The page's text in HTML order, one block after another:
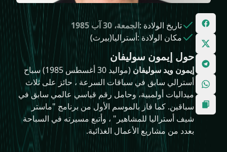
تاريخ الولادة:الجمعة، 30 آب 1985
مكان الولادة:أستراليا(بيرث)
حول إيمون سوليفان
إيمون ويد سوليفان
(مواليد 30 أغسطس 1985) سباح
أسترالي سابق في سباقات السرعة ، حائز على ثلاث
ميداليات أولمبية، وحامل رقم قياسي عالمي سابق في
سباقين. كما فاز بالموسم الأول من برنامج "ماستر
شيف أستراليا للمشاهير" ، وأتبع مسيرته في السباحة
بعدد من مشاريع الأعمال الغذائية.